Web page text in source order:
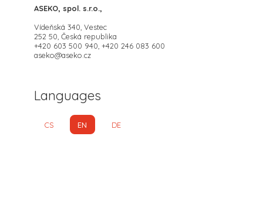
ASEKO, spol. s.r.o.,
Vídeňská 340, Vestec
252 50, Česká republika
+420 603 500 940, +420 246 083 600
aseko@aseko.cz
Languages
CS EN DE